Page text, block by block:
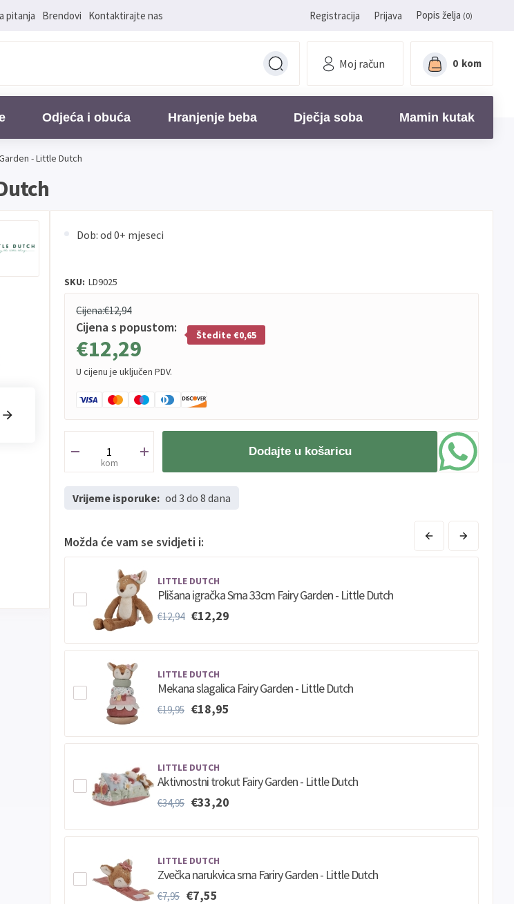
pitanja Brendovi Kontaktirajte nas Registracija Prijava Popis želja (0)
Moj račun 0 kom
Odjeća i obuća Hranjenje beba Dječja soba Mamin kutak
- Little Dutch
Dob: od 0+ mjeseci
SKU: LD9025
Cijena:€12,94
Cijena s popustom:
€12,29 Štedite €0,65
U cijenu je uključen PDV.
kom
Dodajte u košaricu
Vrijeme isporuke: od 3 do 8 dana
Možda će vam se svidjeti i:
LITTLE DUTCH
Plišana igračka Srna 33cm Fairy Garden - Little Dutch
€12,94 €12,29
LITTLE DUTCH
Mekana slagalica Fairy Garden - Little Dutch
€19,95 €18,95
LITTLE DUTCH
Aktivnostni trokut Fairy Garden - Little Dutch
€34,95 €33,20
LITTLE DUTCH
Zvečka narukvica srna Fariry Garden - Little Dutch
€7,95 €7,55